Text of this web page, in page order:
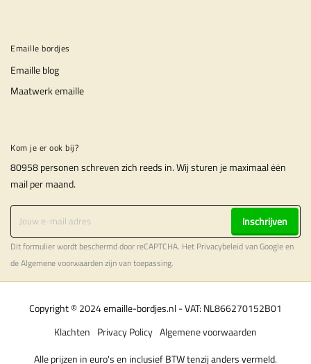
Emaille bordjes
Emaille blog
Maatwerk emaille
Kom je er ook bij?
80958 personen schreven zich reeds in. Wij sturen je maximaal ėėn
mail per maand.
Inschrijven
Dit formulier wordt beschermd door reCAPTCHA. Het Privacybeleidvan Google en
deAlgemene voorwaardenzijn van toepassing.
Copyright © 2024 emaille-bordjes.nl - VAT: NL866270152B01
Algemene voorwaarden
Privacy Policy
Klachten
Alle prijzen in euro's en inclusief BTW tenzij anders vermeld.